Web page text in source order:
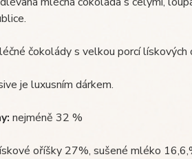
čokolády s velkou porcí lískových
je luxusním dárkem.
nejméně 32 %
oříšky 27%, sušené mléko